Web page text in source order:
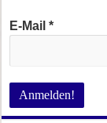
E-Mail*